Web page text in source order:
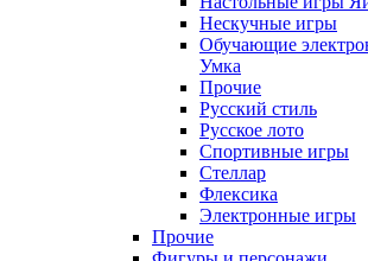
Нескучные игры
Обучающие
Умка
Прочие
Русский стиль
Русское лото
Спортивные игры
Стеллар
Флексика
Электронные игры
Прочие